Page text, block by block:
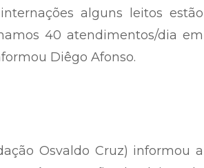
alguns leitos estão
40 atendimentos/dia em
Diêgo Afonso.
Osvaldo Cruz) informou a